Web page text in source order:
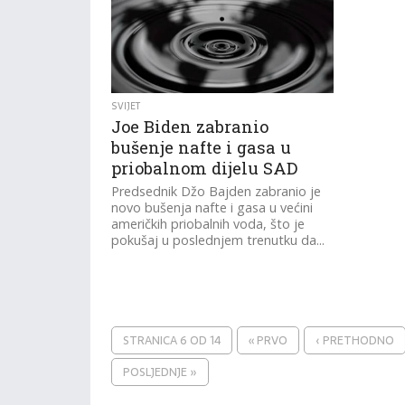
SVIJET
Joe Biden zabranio
bušenje nafte i gasa u
priobalnom dijelu SAD
Predsednik Džo Bajden zabranio je
novo bušenja nafte i gasa u većini
američkih priobalnih voda, što je
pokušaj u poslednjem trenutku da...
STRANICA 6 OD 14 « PRVO ‹ PRETHODNO
POSLJEDNJE »